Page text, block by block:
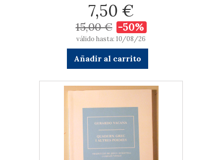
7,50 €
15,00 € -50%
válido hasta: 10/08/26
Añadir al carrito